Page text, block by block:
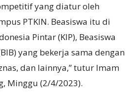
yang diatur oleh
PTKIN. Beasiswa itu di
Pintar (KIP), Beasiswa
yang bekerja sama dengan
dan lainnya,” tutur Imam
Minggu (2/4/2023).